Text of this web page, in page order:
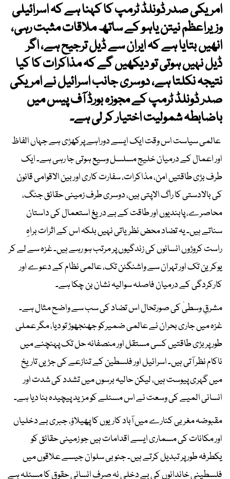
امریکی صدر ڈونلڈ ٹرمپ کا کہنا ہے کہ اسرائیلی
وزیراعظم نیتن یاہو کے ساتھ ملاقات مثبت رہی،
انھیں بتایا ہے کہ ایران سے ڈیل ترجیح ہے، اگر
ڈیل نہیں ہوتی تو دیکھیں گے کہ مذاکرات کا کیا
نتیجہ نکلتا ہے، دوسری جانب اسرائیل نے امریکی
صدر ڈونلڈ ٹرمپ کے مجوزہ بورڈ آف پیس میں
باضابطہ شمولیت اختیار کر لی ہے۔
عالمی سیاست اس وقت ایک ایسے دوراہے پرکھڑی ہے جہاں الفاظ
اور اعمال کے درمیان خلیج مسلسل وسیع ہوتی جا رہی ہے۔ ایک
طرف بڑی طاقتیں امن، مذاکرات، سفارت کاری اور بین الاقوامی قانون
کی بالادستی کا راگ الاپتی ہیں، دوسری طرف زمینی حقائق جنگ،
محاصرے، پابندیوں اور طاقت کے بے دریغ استعمال کی داستان
سناتے ہیں۔ یہ تضاد محض نظریاتی نہیں بلکہ اس کے اثرات براہِ
راست کروڑوں انسانوں کی زندگیوں پر مرتب ہو رہے ہیں۔ غزہ سے لے کر
یوکرین تک اور تہران سے واشنگٹن تک، عالمی نظام کے دعوے اور
کارکردگی کے درمیان فاصلہ سوالیہ نشان بن چکا ہے۔
مشرقِ وسطیٰ کی صورتحال اس تضاد کی سب سے واضح مثال ہے۔
غزہ میں جاری بحران نے عالمی ضمیرکو جھنجھوڑ تو دیا، مگر عملی
طور پر بڑی طاقتیں کسی مستقل اور منصفانہ حل تک پہنچنے میں
ناکام نظر آتی ہیں۔ اسرائیل اور فلسطین کے تنازعے کی جڑیں تاریخ
میں گہری پیوست ہیں، لیکن حالیہ برسوں میں تشدد کی شدت اور
انسانی المیے کی وسعت نے اس مسئلے کو مزید پیچیدہ بنا دیا ہے۔
مقبوضہ مغربی کنارے میں آباد کاریوں کا پھیلاؤ، جبری بے دخلیاں
اور مکانات کی مسماری ایسے اقدامات ہیں جو زمینی حقائق کو
یکطرفہ طور پر تبدیل کرتے ہیں۔ جنوبی سلوان جیسے علاقوں میں
فلسطینی خاندانوں کی بے دخلی نہ صرف انسانی حقوق کا مسئلہ ہے